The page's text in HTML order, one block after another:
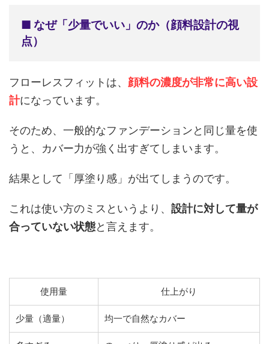
■ なぜ「少量でいい」のか（顔料設計の視
点）
フローレスフィットは、 顔料の濃度が非常に高い設
計になっています。
そのため、一般的なファンデーションと同じ量を使
うと、カバー力が強く出すぎてしまいます。
結果として「厚塗り感」が出てしまうのです。
これは使い方のミスというより、 設計に対して量が
合っていない状態と言えます。
使用量 仕上がり
少量（適量） 均一で自然なカバー